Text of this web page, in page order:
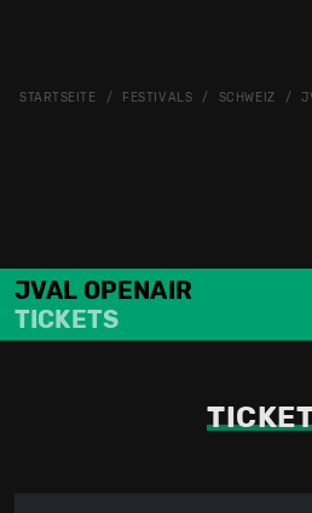
STARTSEITE FESTIVALS SCHWEIZ
JVAL OPENAIR
TICKETS